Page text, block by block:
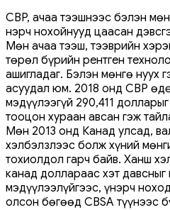
CBP, ачаа тээшнээс бэлэн
Үнэрч нохойнууд цаасан
Мөн ачаа тээш, тээврийн
төрөл бүрийн рентген
ашигладаг. Бэлэн мөнгө нуух
асуудал юм. 2018 онд CBP
мэдүүлээгүй 290,411
тооцон хураан авсан гэж
Мөн 2013 онд Канад улсад,
хэлбэлзлээс болж хүний
тохиолдол гарч байв. Ханш
канад доллараас хэт давсныг
мэдүүлээлүйгээс, үнэрч
олсон бөгөөд CBSA түүнээс